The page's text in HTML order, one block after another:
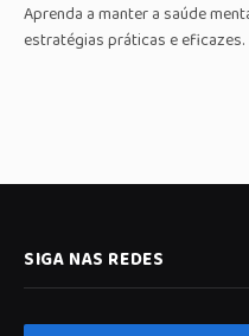
Aprenda a manter a saúde
estratégias práticas e eficazes.
SIGA NAS REDES